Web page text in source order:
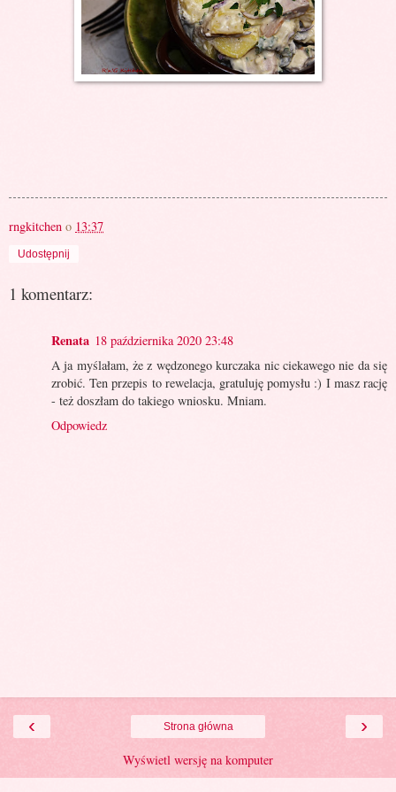
rngkitchen o 13:37
Udostępnij
1 komentarz:
Renata 18 października 2020 23:48
A ja myślałam, że z wędzonego kurczaka nic ciekawego nie da się
zrobić. Ten przepis to rewelacja, gratuluję pomysłu :) I masz rację
- też doszłam do takiego wniosku. Mniam.
Odpowiedz
‹ ›
Strona główna
Wyświetl wersję na komputer